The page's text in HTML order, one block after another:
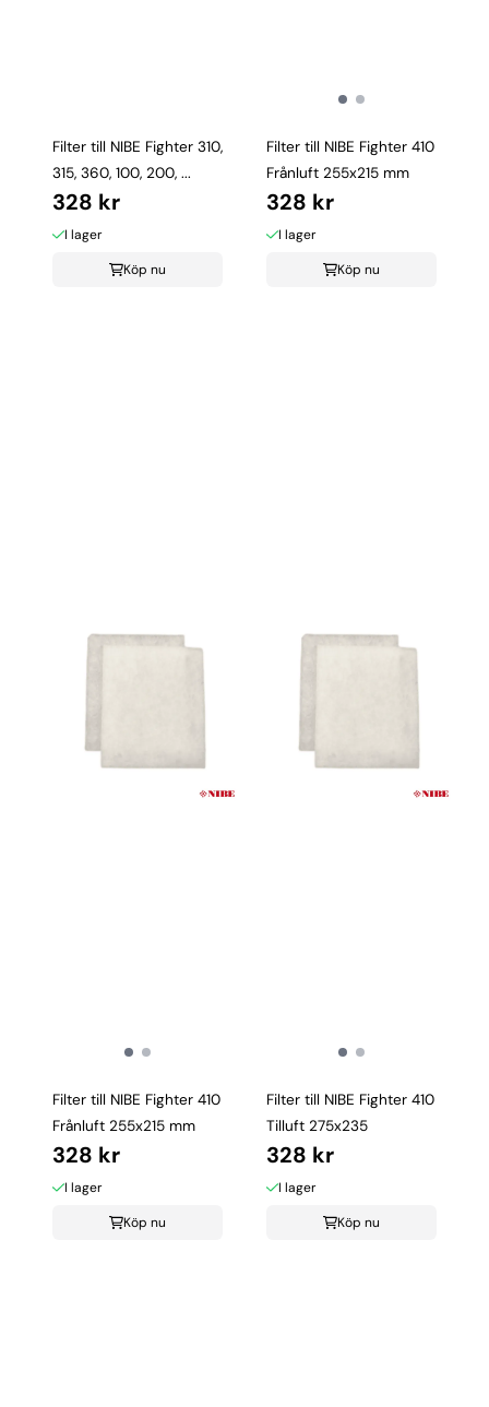
Filter till NIBE Fighter 310,
315, 360, 100, 200, ...
328 kr
I lager
Köp nu
Filter till NIBE Fighter 410
Frånluft 255x215 mm
328 kr
I lager
Köp nu
Filter till NIBE Fighter 410
Frånluft 255x215 mm
328 kr
I lager
Köp nu
Filter till NIBE Fighter 410
Tilluft 275x235
328 kr
I lager
Köp nu